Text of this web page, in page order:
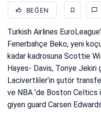
BEĞEN
Turkish Airlines
Fenerbahçe Beko, yeni
kadar kadrosuna Scottie
Hayes- Davis, Tonye Jekiri
Lacivertliler’in şutör
ve NBA ’de Boston
giyen guard Carsen